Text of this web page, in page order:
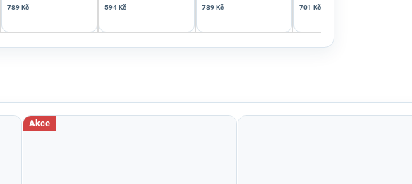
789 Kč 594 Kč 789 Kč 701 Kč
Akce